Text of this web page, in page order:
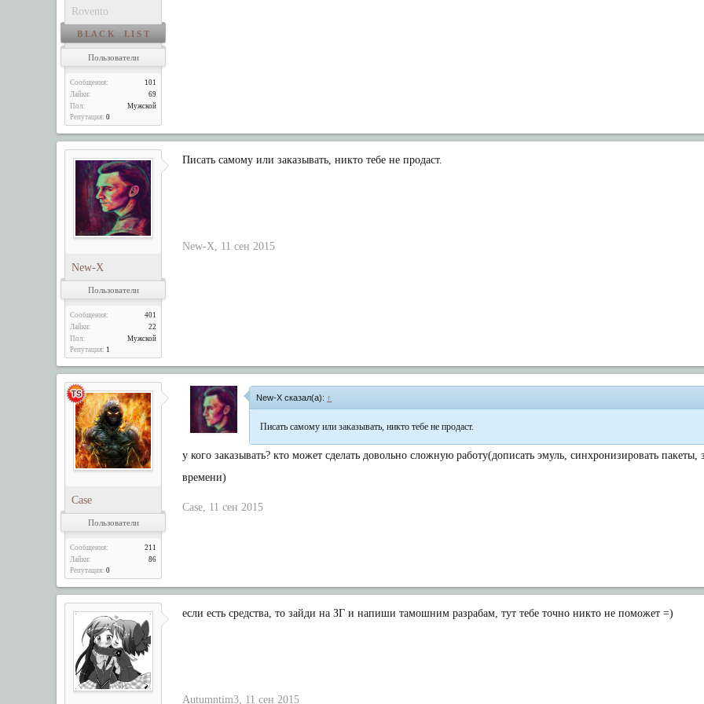
Rovento
B L A C K L I S T
Пользователи
Сообщения:
101
Лайки:
69
Пол:
Мужской
Репутация: 0
New-X
Пользователи
Сообщения:
401
Лайки:
22
Пол:
Мужской
Репутация: 1
Писать самому или заказывать, никто тебе не продаст.
New-X, 11 сен 2015
Case
Пользователи
Сообщения:
211
Лайки:
86
Репутация: 0
New-X сказал(а): ↑
Писать самому или заказывать, никто тебе не продаст.
у кого заказывать? кто может сделать довольно сложную работу(дописать эмуль, синхронизировать
времени)
Case, 11 сен 2015
если есть средства, то зайди на ЗГ и напиши тамошним разрабам, тут тебе точно никто не поможет =)
Autumntim3, 11 сен 2015